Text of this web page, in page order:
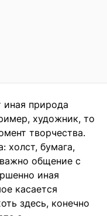
иная природа
художник, то
творчества.
холст, бумага,
общение с
иная
касается
здесь, конечно